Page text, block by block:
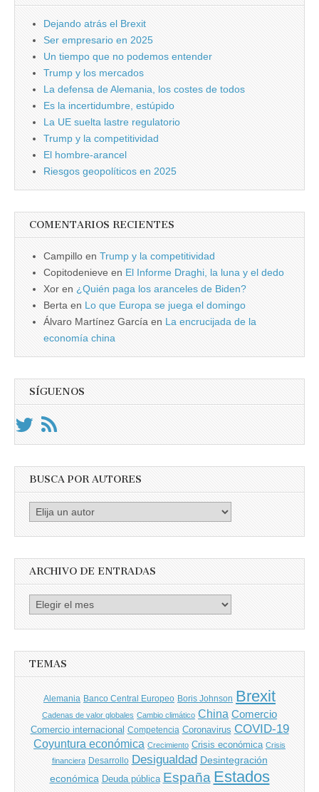
Dejando atrás el Brexit
Ser empresario en 2025
Un tiempo que no podemos entender
Trump y los mercados
La defensa de Alemania, los costes de todos
Es la incertidumbre, estúpido
La UE suelta lastre regulatorio
Trump y la competitividad
El hombre-arancel
Riesgos geopolíticos en 2025
COMENTARIOS RECIENTES
Campillo en Trump y la competitividad
Copitodenieve en El Informe Draghi, la luna y el dedo
Xor en ¿Quién paga los aranceles de Biden?
Berta en Lo que Europa se juega el domingo
Álvaro Martínez García en La encrucijada de la
economía china
SÍGUENOS
BUSCA POR AUTORES
Busca
ARCHIVO DE ENTRADAS
Archivo
TEMAS
Alemania Banco Central Europeo Boris Johnson Brexit
Cadenas de valor globales Cambio climático China Comercio
Comercio internacional Competencia Coronavirus COVID-19
Coyuntura económica Crecimiento Crisis económica Crisis
financiera Desarrollo Desigualdad Desintegración
económica Deuda pública España Estados